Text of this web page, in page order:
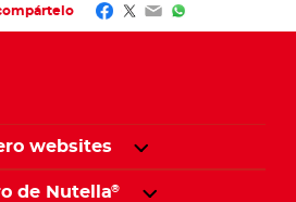
Facebook
Twitter
EmailWhatsApp
websites
de Nutella®